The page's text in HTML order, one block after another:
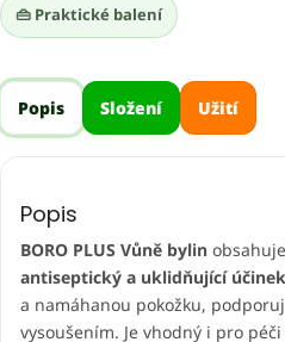
👜 Praktické balení
Popis Složení Užití
Popis
BORO PLUS Vůně bylin
antiseptický a uklidňující účinek
a namáhanou pokožku,
vysoušením. Je vhodný i pro